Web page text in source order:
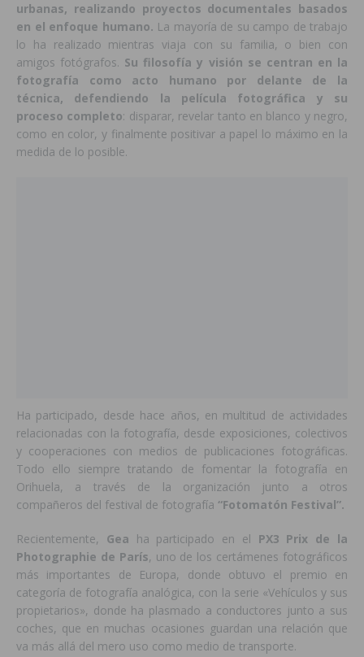
urbanas, realizando proyectos documentales basados
en el enfoque humano. La mayoría de su campo de trabajo
lo ha realizado mientras viaja con su familia, o bien con
amigos fotógrafos. Su filosofía y visión se centran en la
fotografía como acto humano por delante de la
técnica, defendiendo la película fotográfica y su
proceso completo: disparar, revelar tanto en blanco y negro,
como en color, y finalmente positivar a papel lo máximo en la
medida de lo posible.
Ha participado, desde hace años, en multitud de actividades
relacionadas con la fotografía, desde exposiciones, colectivos
y cooperaciones con medios de publicaciones fotográficas.
Todo ello siempre tratando de fomentar la fotografía en
Orihuela, a través de la organización junto a otros
compañeros del festival de fotografía “Fotomatón Festival”.
Recientemente, Gea ha participado en el PX3 Prix de la
Photographie de París, uno de los certámenes fotográficos
más importantes de Europa, donde obtuvo el premio en
categoría de fotografía analógica, con la serie «Vehículos y sus
propietarios», donde ha plasmado a conductores junto a sus
coches, que en muchas ocasiones guardan una relación que
va más allá del mero uso como medio de transporte.